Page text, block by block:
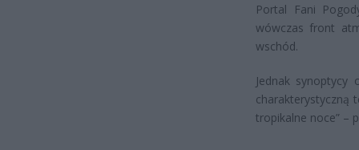
Portal Fani
wówczas front
wschód.
Jednak
charakterystyczną
tropikalne noce” –